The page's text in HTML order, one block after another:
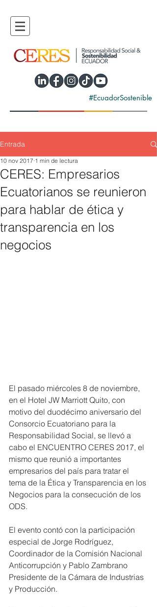
#EcuadorSostenible
Entrada
CERES: Empresarios
Ecuatorianos se reunieron
para hablar de ética y
transparencia en los
negocios
10 nov 2017 1 min de lectura
El pasado miércoles 8 de noviembre,
en el Hotel JW Marriott Quito, con
motivo del duodécimo aniversario del
Consorcio Ecuatoriano para la
Responsabilidad Social, se llevó a
cabo el ENCUENTRO CERES 2017, el
mismo que reunió a importantes
empresarios del país para tratar el
tema de la Ética y Transparencia en los
Negocios para la consecución de los
ODS.
El evento contó con la participación
especial de Jorge Rodríguez,
Coordinador de la Comisión Nacional
Anticorrupción y Pablo Zambrano
Presidente de la Cámara de Industrias
y Producción.